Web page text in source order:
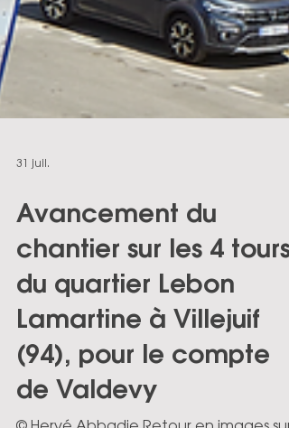
Avancement du
chantier sur les 4 tours
du quartier Lebon
Lamartine à Villejuif
(94), pour le compte